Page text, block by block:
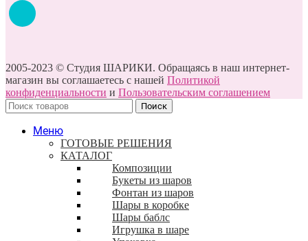
2005-2023 © Студия ШАРИКИ. Обращаясь в наш интернет-
магазин вы соглашаетесь с нашей Политикой
конфиденциальности и Пользовательским соглашением
Поиск
Меню
ГОТОВЫЕ РЕШЕНИЯ
КАТАЛОГ
Композиции
Букеты из шаров
Фонтан из шаров
Шары в коробке
Шары баблс
Игрушка в шаре